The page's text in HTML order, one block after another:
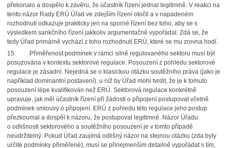
překonalo a dospělo k závěru, že účastník řízení jednal legitimně. V reakci na
tento názor Rady ERÚ Úřad ve zdejším řízení otočil a v napadeném
rozhodnutí odkazuje prakticky jen na sporné řízení bez toho, aby se s
výsledkem sankčního řízení jakkoliv argumentačně vypořádal. Zdá se, že
tedy Úřad primárně vychází z toho rozhodnutí ERÚ, které se mu zrovna hodí.
15. Přiměřenost podmínek v rámci silně regulovaného sektoru musí být
posuzována v kontextu sektorové regulace. Posouzení z pohledu sektorové
regulace je zásadní. Nejedná se o klasickou otázku soutěžního práva (jako je
například dominantní postavení), u níž by Úřad mohl tvrdit, že je k tomuto
posouzení lépe kvalifikován než ERÚ. Sektorová regulace konkrétně
upravuje, jak měl účastník řízení při žádosti o připojení postupovat včetně
podmínek smlouvy o připojení. ERÚ z pohledu této regulace jeho postup
přezkoumal a dospěl k názoru, že postupoval legitimně. Názor Úřadu
o odlišnosti sektorového a soutěžního posouzení je v tomto případě
neudržitelný. Pokud Úřad zaujímá odlišný názor na stejnou otázku (zda byly
určité podmínky přiměřené), musí se přinejmenším detailně vypořádat s tím,